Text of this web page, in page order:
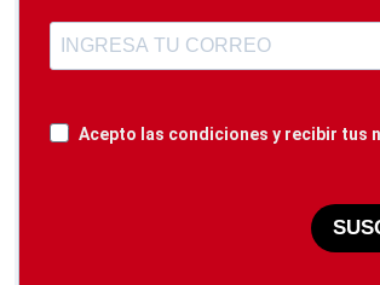
Acepto las condiciones y recibir tus